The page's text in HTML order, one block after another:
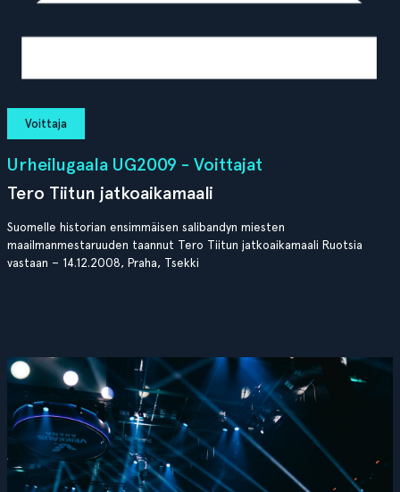
Voittaja
Urheilugaala UG2009 - Voittajat
Tero Tiitun jatkoaikamaali
Suomelle historian ensimmäisen salibandyn miesten
maailmanmestaruuden taannut Tero Tiitun jatkoaikamaali Ruotsia
vastaan – 14.12.2008, Praha, Tsekki